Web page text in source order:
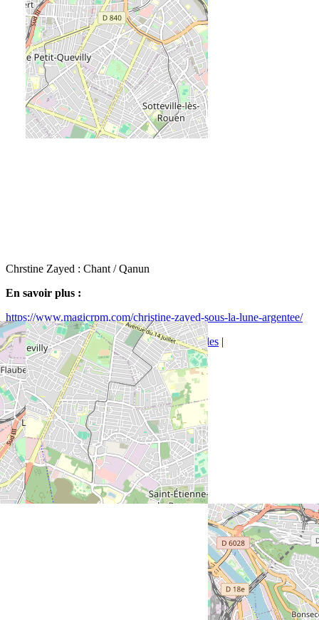
Chrstine Zayed : Chant / Qanun
En savoir plus :
https://www.magicrpm.com/christine-zayed-sous-la-lune-argentee/
Espace Presse| L'association | Mentions légales |